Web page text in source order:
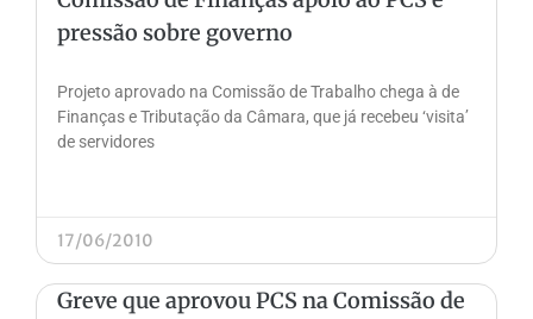
pressão sobre governo
Projeto aprovado na Comissão de Trabalho chega à de
Finanças e Tributação da Câmara, que já recebeu ‘visita’
de servidores
17/06/2010
Greve que aprovou PCS na Comissão de